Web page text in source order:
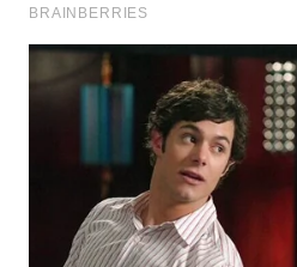
INFRASTRUKTUR
WAHANA
WAHANA
WAHANA